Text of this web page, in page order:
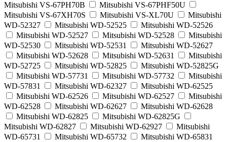
Mitsubishi VS-67PH70B
Mitsubishi VS-67PHF50U
Mitsubishi VS-67XH70S
Mitsubishi VS-XL70U
Mitsubishi
WD-52327
Mitsubishi WD-52525
Mitsubishi WD-52526
Mitsubishi WD-52527
Mitsubishi WD-52528
Mitsubishi
WD-52530
Mitsubishi WD-52531
Mitsubishi WD-52627
Mitsubishi WD-52628
Mitsubishi WD-52631
Mitsubishi
WD-52725
Mitsubishi WD-52825
Mitsubishi WD-52825G
Mitsubishi WD-57731
Mitsubishi WD-57732
Mitsubishi
WD-57831
Mitsubishi WD-62327
Mitsubishi WD-62525
Mitsubishi WD-62526
Mitsubishi WD-62527
Mitsubishi
WD-62528
Mitsubishi WD-62627
Mitsubishi WD-62628
Mitsubishi WD-62825
Mitsubishi WD-62825G
Mitsubishi WD-62827
Mitsubishi WD-62927
Mitsubishi
WD-65731
Mitsubishi WD-65732
Mitsubishi WD-65831